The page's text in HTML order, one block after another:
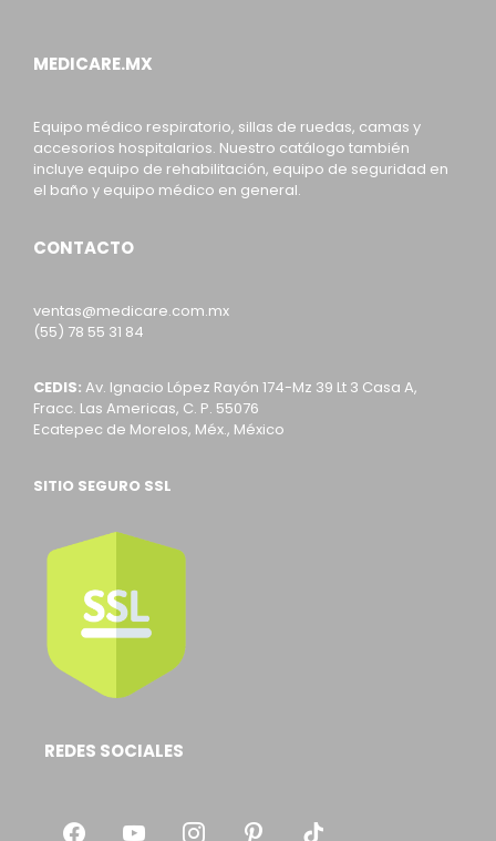
MEDICARE.MX
Equipo médico respiratorio, sillas de ruedas, camas y
accesorios hospitalarios. Nuestro catálogo también
incluye equipo de rehabilitación, equipo de seguridad en
el baño y equipo médico en general.
CONTACTO
ventas@medicare.com.mx
(55) 78 55 31 84
CEDIS: Av. Ignacio López Rayón 174-Mz 39 Lt 3 Casa A,
Fracc. Las Americas, C. P. 55076
Ecatepec de Morelos, Méx., México
SITIO SEGURO SSL
REDES SOCIALES